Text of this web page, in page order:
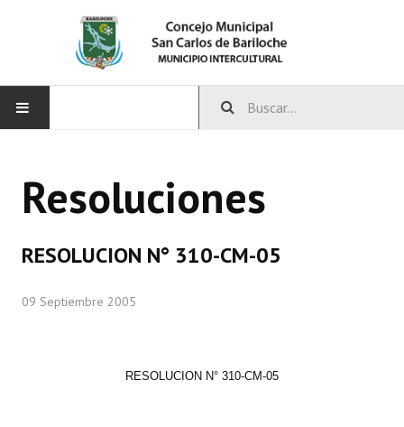
CONCEJO
Comisiones Permanentes
Resoluciones
RESOLUCION N° 310-CM-05
09 Septiembre 2005
RESOLUCION N° 310-CM-05